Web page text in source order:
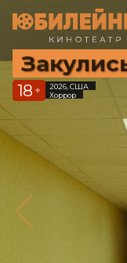
18 +
2026, США
Хоррор